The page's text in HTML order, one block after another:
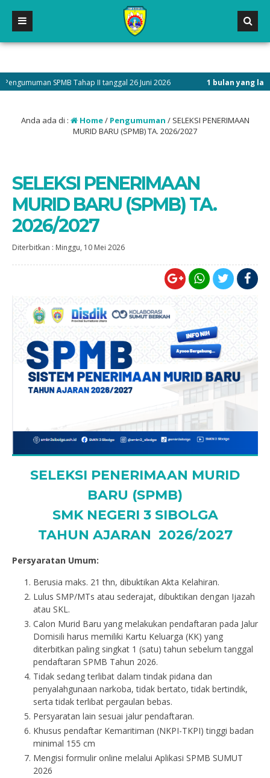
SPMB Tahap II tanggal 26 Juni 2026 1 bulan yang lalu/
Anda ada di : Home/ Pengumuman / SELEKSI PENERIMAAN
MURID BARU (SPMB) TA. 2026/2027
SELEKSI PENERIMAAN
MURID BARU (SPMB) TA.
2026/2027
Diterbitkan : Minggu, 10 Mei 2026
SELEKSI PENERIMAAN MURID
BARU (SPMB)
SMK NEGERI 3 SIBOLGA
TAHUN AJARAN 2026/2027
Persyaratan Umum:
Berusia maks. 21 thn, dibuktikan Akta Kelahiran.
Lulus SMP/MTs atau sederajat, dibuktikan dengan Ijazah
atau SKL.
Calon Murid Baru yang melakukan pendaftaran pada Jalur
Domisili harus memiliki Kartu Keluarga (KK) yang
diterbitkan paling singkat 1 (satu) tahun sebelum tanggal
pendaftaran SPMB Tahun 2026.
Tidak sedang terlibat dalam tindak pidana dan
penyalahgunaan narkoba, tidak bertato, tidak bertindik,
serta tidak terlibat pergaulan bebas.
Persyaratan lain sesuai jalur pendaftaran.
Khusus pendaftar Kemaritiman (NKPI-TKPI) tinggi badan
minimal 155 cm
Mengisi formulir online melalui Aplikasi SPMB SUMUT
2026